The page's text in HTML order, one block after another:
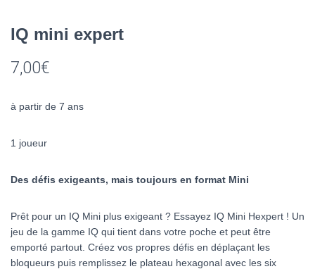
IQ mini expert
7,00€
à partir de 7 ans
1 joueur
Des défis exigeants, mais toujours en format Mini
Prêt pour un IQ Mini plus exigeant ? Essayez IQ Mini Hexpert ! Un
jeu de la gamme IQ qui tient dans votre poche et peut être
emporté partout. Créez vos propres défis en déplaçant les
bloqueurs puis remplissez le plateau hexagonal avec les six